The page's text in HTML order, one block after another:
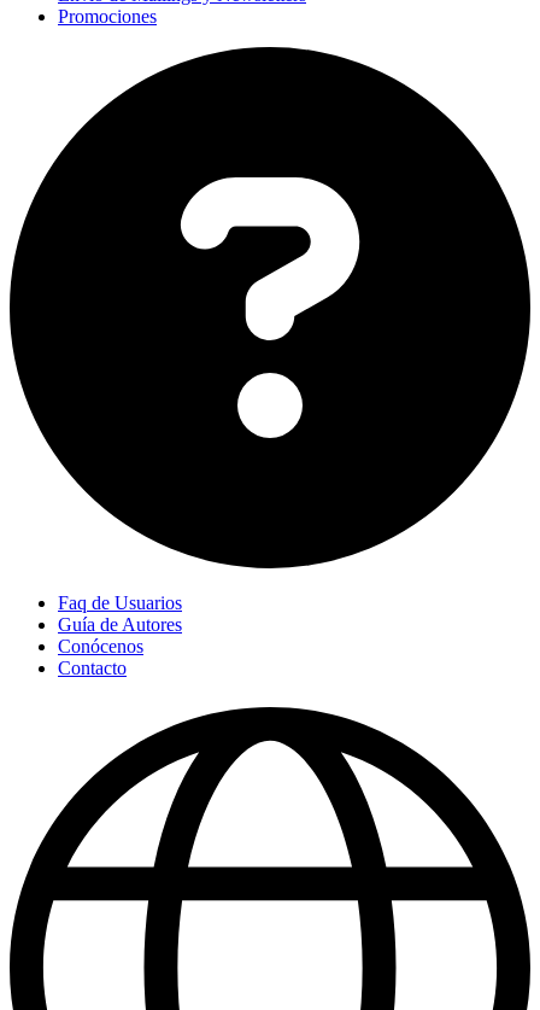
Promociones
Faq de Usuarios
Guía de Autores
Conócenos
Contacto